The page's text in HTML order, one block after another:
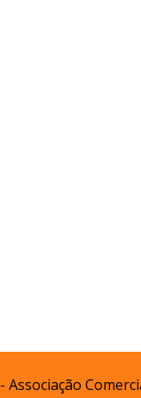
- Associação